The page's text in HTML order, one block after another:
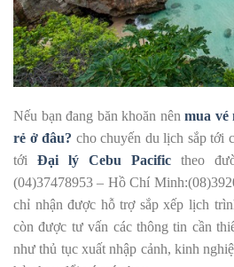
Nếu bạn đang băn khoăn nên mua vé
rẻ ở đâu? cho chuyến du lịch sắp tới
tới Đại lý Cebu Pacific theo
(04)37478953 – Hồ Chí
chỉ nhận được hỗ trợ sắp xếp lịch
còn được tư vấn các thông tin cần
như thủ tục xuất nhập cảnh, kinh